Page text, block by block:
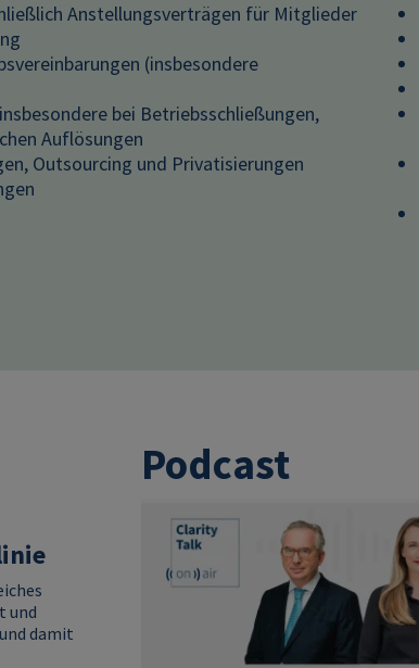
Anstellungsverträgen für Mitglieder
(insbesondere
bei Betriebsschließungen,
Auflösungen
Outsourcing und Privatisierungen
und
damit
Podcast